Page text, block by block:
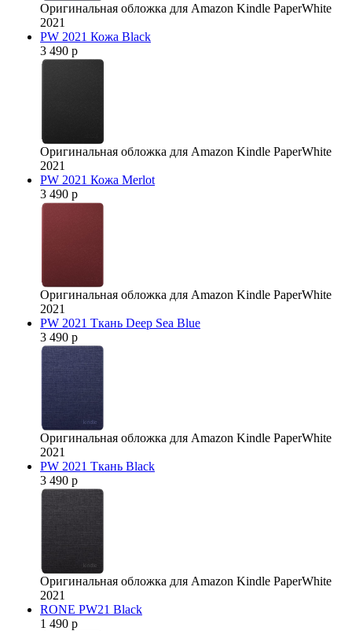
Оригинальная обложка для Amazon Kindle PaperWhite
2021
PW 2021 Кожа Black
3 490 р
Оригинальная обложка для Amazon Kindle PaperWhite
2021
PW 2021 Кожа Merlot
3 490 р
Оригинальная обложка для Amazon Kindle PaperWhite
2021
PW 2021 Ткань Deep Sea Blue
3 490 р
Оригинальная обложка для Amazon Kindle PaperWhite
2021
PW 2021 Ткань Black
3 490 р
Оригинальная обложка для Amazon Kindle PaperWhite
2021
RONE PW21 Black
1 490 р